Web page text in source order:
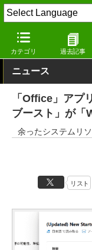
カテゴリ 過去記事
窓の杜 オフィス・ド
ニュース
「Office」アプ
ブースト」が「
余ったシステムリ
リスト